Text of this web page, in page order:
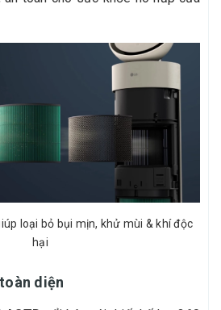
loại bỏ bụi mịn, khử mùi & khí độc
hại
diện